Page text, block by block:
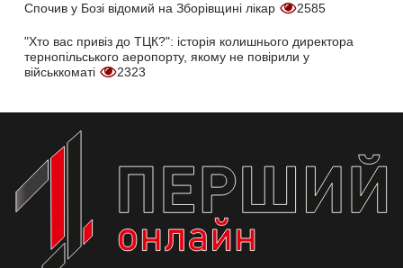
Спочив у Бозі відомий на Зборівщині лікар 2585
"Хто вас привіз до ТЦК?": історія колишнього директора
тернопільського аеропорту, якому не повірили у
військкоматі
2323